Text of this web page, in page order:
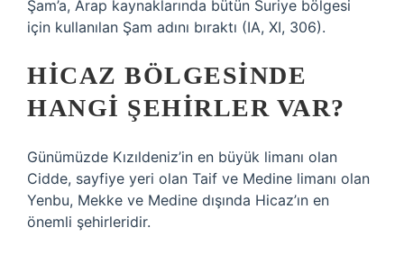
Şam’a, Arap kaynaklarında bütün Suriye bölgesi
için kullanılan Şam adını bıraktı (IA, XI, 306).
HICAZ BÖLGESINDE
HANGI ŞEHIRLER VAR?
Günümüzde Kızıldeniz’in en büyük limanı olan
Cidde, sayfiye yeri olan Taif ve Medine limanı olan
Yenbu, Mekke ve Medine dışında Hicaz’ın en
önemli şehirleridir.